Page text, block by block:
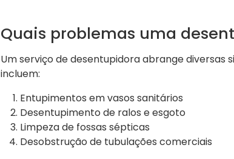
Quais problemas uma
Um serviço de desentupidora abrange diversas
incluem:
Entupimentos em vasos sanitários
Desentupimento de ralos e esgoto
Limpeza de fossas sépticas
Desobstrução de tubulações comerciais